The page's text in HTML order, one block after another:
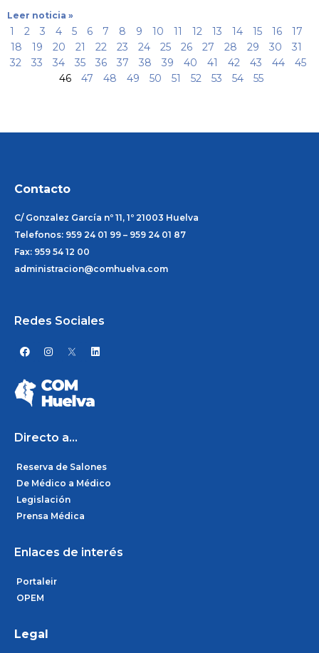
Leer noticia »
1 2 3 4 5 6 7 8 9 10 11 12 13 14 15 16
17
18
19 20 21 22 23 24 25 26 27 28 29 30
31
32
33 34 35 36 37 38 39 40 41 42 43 44
45
46
47 48 49 50 51 52 53 54 55
Contacto
C/ Gonzalez García nº 11, 1º 21003 Huelva
Telefonos: 959 24 01 99 – 959 24 01 87
Fax: 959 54 12 00
administracion@comhuelva.com
Redes Sociales
F
a
e
b
o
o
I
n
a
g
r
L
i
i
Directo a...
Reserva de Salones
De Médico a Médico
Legislación
Prensa Médica
Enlaces de interés
Portaleir
OPEM
Legal